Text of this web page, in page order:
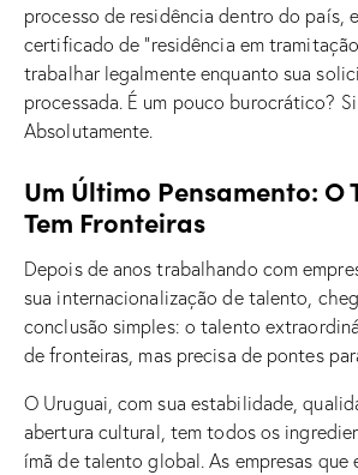
processo de residência dentro do país,
certificado de “residência em
trabalhar legalmente enquanto sua
processada. É um pouco burocrático?
Absolutamente.
Um Último Pensamento: O
Tem Fronteiras
Depois de anos trabalhando com
sua internacionalização de talento,
conclusão simples: o talento
de fronteiras, mas precisa de pontes
O Uruguai, com sua estabilidade,
abertura cultural, tem todos os
ímã de talento global. As empresas que